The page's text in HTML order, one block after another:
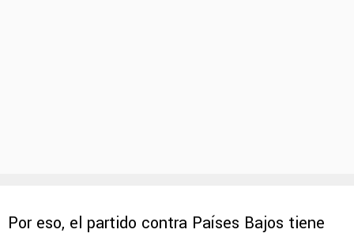
Por eso, el partido contra Países Bajos tiene